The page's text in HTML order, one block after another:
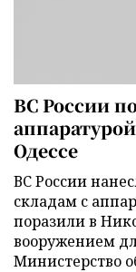
ВС России
Одессе
ВС России
складам с
поразили в
вооружением
Министерство